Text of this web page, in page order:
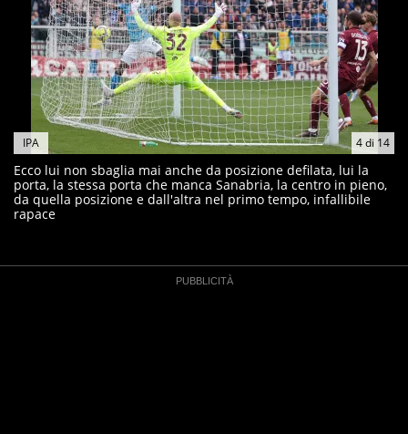
4di 14
IPA
Ecco lui non sbaglia mai anche da posizione defilata, lui la
porta, la stessa porta che manca Sanabria, la centro in pieno,
da quella posizione e dall'altra nel primo tempo, infallibile
rapace